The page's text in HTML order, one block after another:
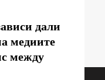
дали
медиите
между